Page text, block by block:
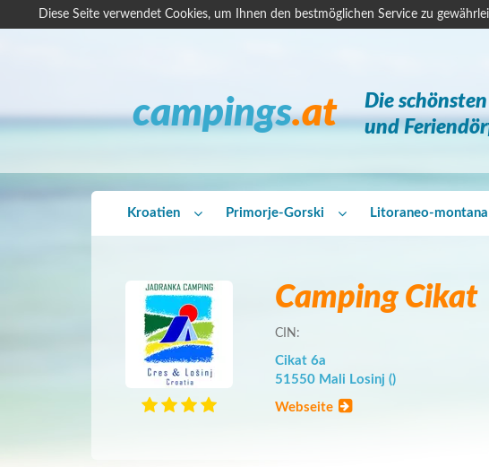
Diese Seite verwendet Cookies, um Ihnen den bestmöglichen Service zu
campings.at
Die
und
Kroatien Primorje-Gorski Litoraneo-montana
Camping Cikat
CIN:
Cikat 6a
51550 Mali Losinj ()
Webseite